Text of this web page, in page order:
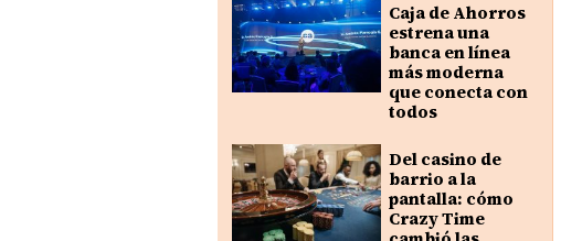
Caja de Ahorros
estrena una
banca en línea
más moderna
que conecta con
todos
Del casino de
barrio a la
pantalla: cómo
Crazy Time